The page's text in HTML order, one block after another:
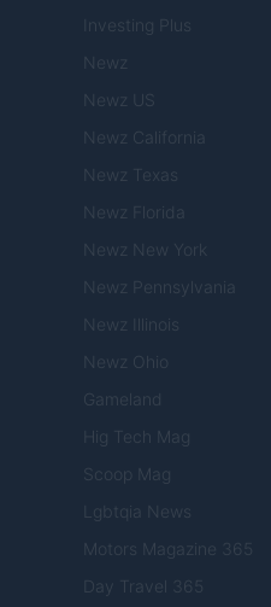
Investing Plus
Newz
Newz US
Newz California
Newz Texas
Newz Florida
Newz New York
Newz Pennsylvania
Newz Illinois
Newz Ohio
Gameland
Hig Tech Mag
Scoop Mag
Lgbtqia News
Motors Magazine 365
Day Travel 365